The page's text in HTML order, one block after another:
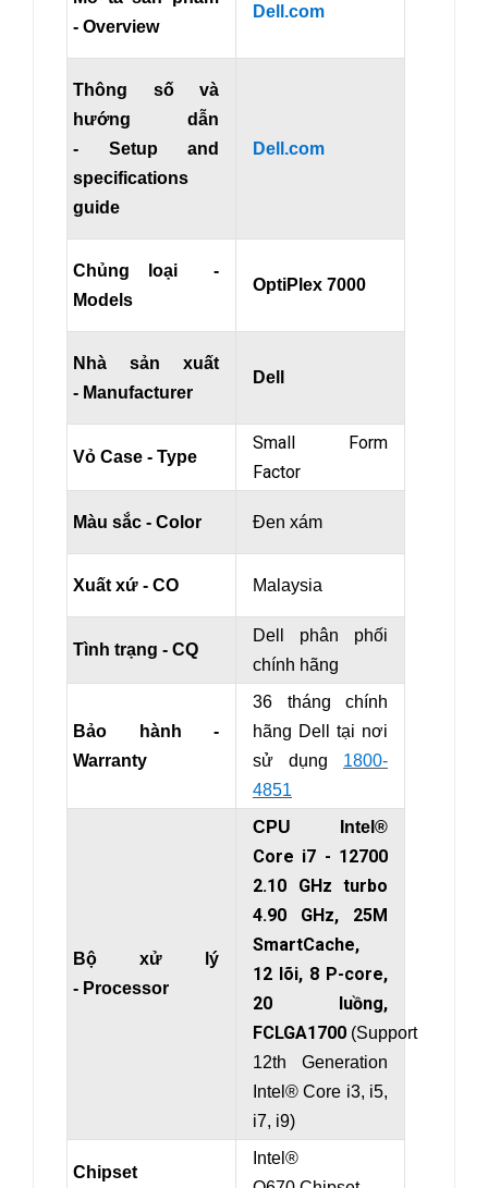
- Overview
Dell.com
Thông số và
hướng dẫn
- Setup and
specifications
guide
Dell.com
Chủng loại -
Models
OptiPlex 7000
Nhà sản xuất
- Manufacturer
Dell
Vỏ Case - Type
Small Form
Factor
Màu sắc - Color Đen xám
Xuất xứ - CO Malaysia
Tình trạng - CQ
Dell phân phối
chính hãng
Bảo hành -
Warranty
36 tháng chính
hãng Dell tại nơi
sử dụng
1800-
4851
Bộ xử lý
- Processor
CPU Intel®
Core i7 - 12700
2.10 GHz turbo
4.90 GHz, 25M
SmartCache,
12 lõi, 8 P-core,
20 luồng,
FCLGA1700 (Support
12th Generation
Intel® Core i3, i5,
i7, i9)
Chipset
Intel®